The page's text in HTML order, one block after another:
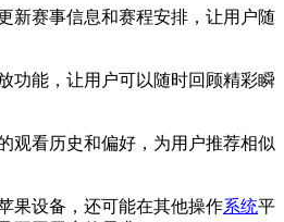
新赛事信息和赛程安排，让用户随
功能，让用户可以随时回顾精彩瞬
观看历史和偏好，为用户推荐相似
果设备，还可能在其他操作系统平